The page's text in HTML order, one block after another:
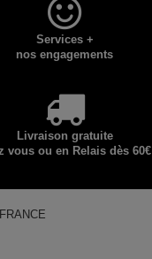
Services +
nos engagements
Livraison gratuite
vous ou en Relais dès 60€